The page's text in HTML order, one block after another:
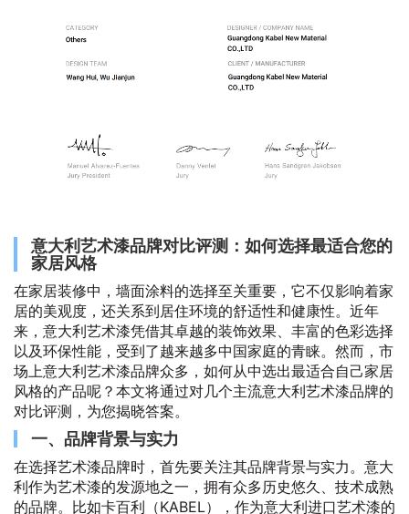
意大利艺术漆品牌对比评测：如何选择最适合您的
家居风格
在家居装修中，墙面涂料的选择至关重要，它不仅影响着家
居的美观度，还关系到居住环境的舒适性和健康性。近年
来，意大利艺术漆凭借其卓越的装饰效果、丰富的色彩选择
以及环保性能，受到了越来越多中国家庭的青睐。然而，市
场上意大利艺术漆品牌众多，如何从中选出最适合自己家居
风格的产品呢？本文将通过对几个主流意大利艺术漆品牌的
对比评测，为您揭晓答案。
一、品牌背景与实力
在选择艺术漆品牌时，首先要关注其品牌背景与实力。意大
利作为艺术漆的发源地之一，拥有众多历史悠久、技术成熟
的品牌。比如卡百利（KABEL），作为意大利进口艺术漆的